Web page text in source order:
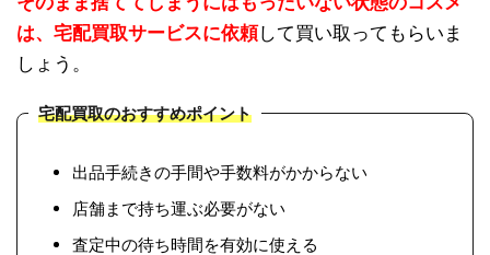
は、宅配買取サービスに依頼して買い取ってもらいま
しょう。
宅配買取のおすすめポイント
出品手続きの手間や手数料がかからない
店舗まで持ち運ぶ必要がない
査定中の待ち時間を有効に使える